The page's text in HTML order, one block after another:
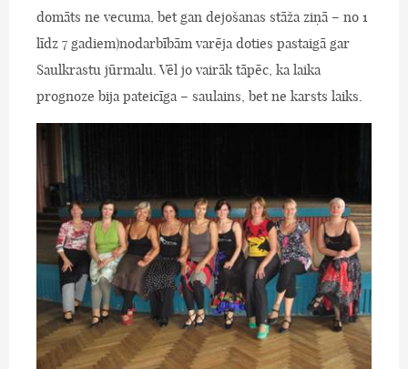
domāts ne vecuma, bet gan dejošanas stāža ziņā – no 1
līdz 7 gadiem)nodarbībām varēja doties pastaigā gar
Saulkrastu jūrmalu. Vēl jo vairāk tāpēc, ka laika
prognoze bija pateicīga – saulains, bet ne karsts laiks.